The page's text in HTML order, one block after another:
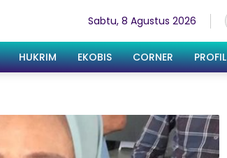
Sabtu, 8 Agustus 2026
HUKRIM EKOBIS CORNER PROFIL